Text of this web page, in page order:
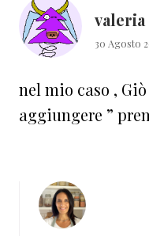
valeria
30 Agosto
nel mio caso ,
aggiungere ”